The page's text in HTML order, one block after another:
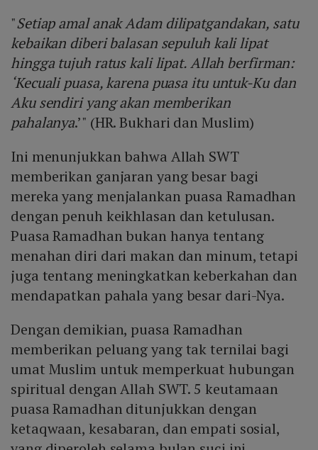
"Setiap amal anak Adam dilipatgandakan, satu
kebaikan diberi balasan sepuluh kali lipat
hingga tujuh ratus kali lipat. Allah berfirman:
‘Kecuali puasa, karena puasa itu untuk-Ku dan
Aku sendiri yang akan memberikan
pahalanya.’" (HR. Bukhari dan Muslim)
Ini menunjukkan bahwa Allah SWT
memberikan ganjaran yang besar bagi
mereka yang menjalankan puasa Ramadhan
dengan penuh keikhlasan dan ketulusan.
Puasa Ramadhan bukan hanya tentang
menahan diri dari makan dan minum, tetapi
juga tentang meningkatkan keberkahan dan
mendapatkan pahala yang besar dari-Nya.
Dengan demikian, puasa Ramadhan
memberikan peluang yang tak ternilai bagi
umat Muslim untuk memperkuat hubungan
spiritual dengan Allah SWT. 5 keutamaan
puasa Ramadhan ditunjukkan dengan
ketaqwaan, kesabaran, dan empati sosial,